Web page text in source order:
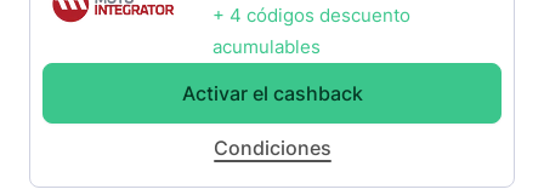
+ 4 códigos descuento
acumulables
Activar el cashback
Condiciones